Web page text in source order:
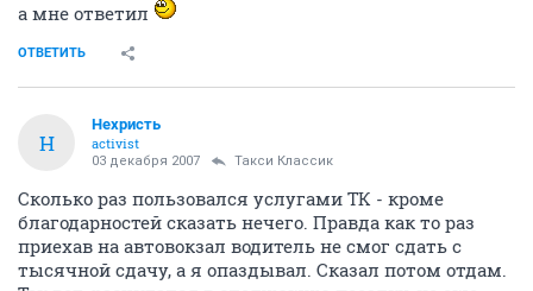
а мне ответил
ОТВЕТИТЬ
Н
Нехристь
activist
03 декабря 2007 Такси Классик
Сколько раз пользовался услугами ТК - кроме
благодарностей сказать нечего. Правда как то раз
приехав на автовокзал водитель не смог сдать с
тысячной сдачу, а я опаздывал. Сказал потом отдам.